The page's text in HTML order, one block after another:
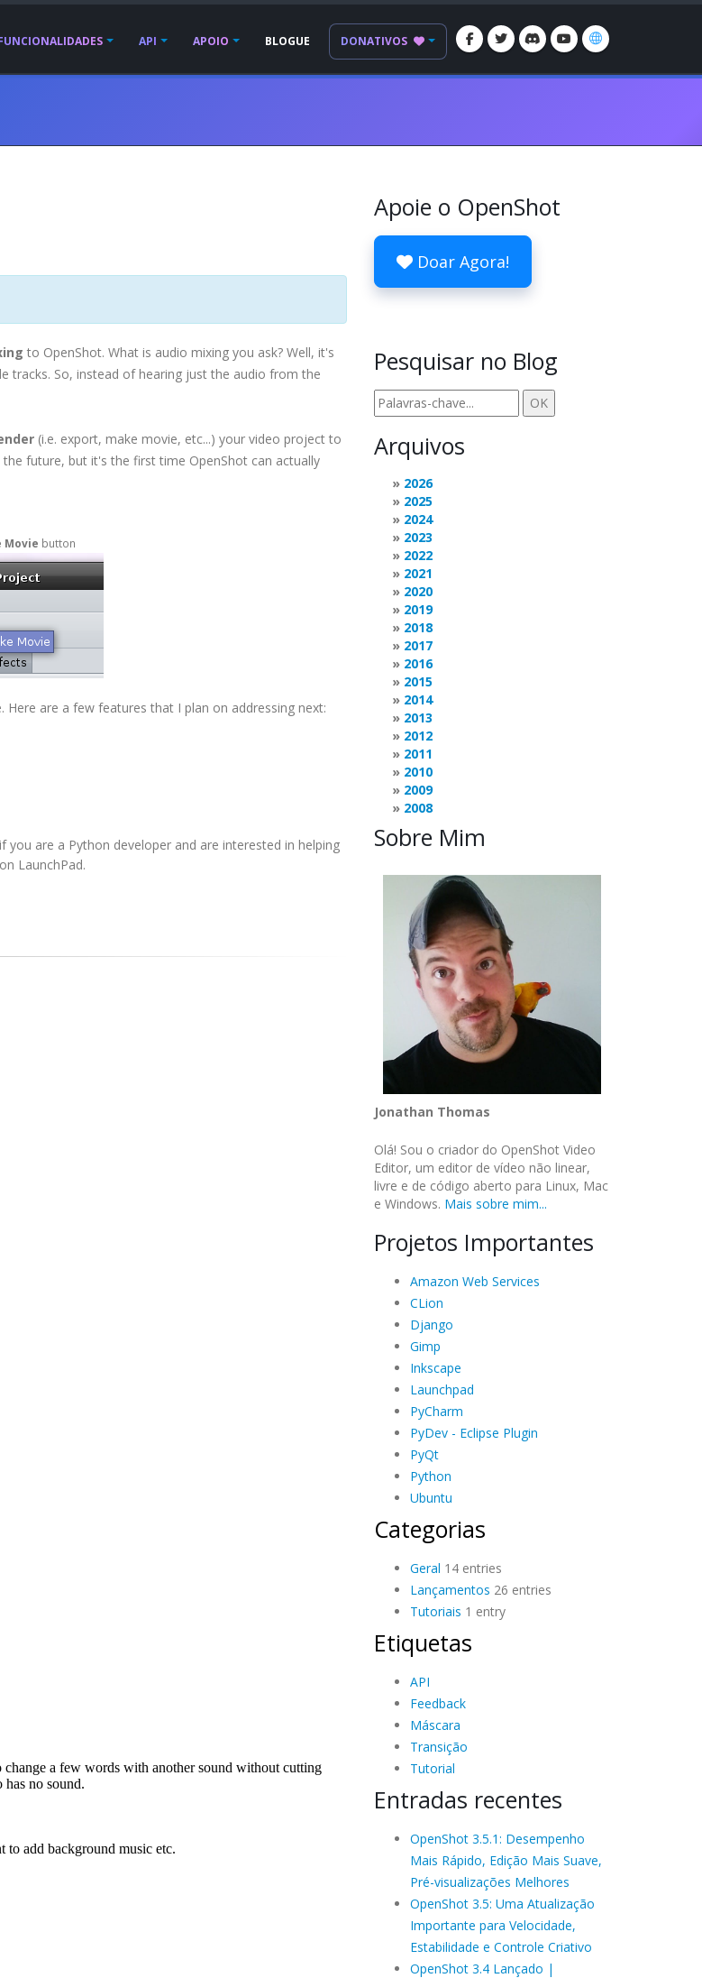
API APOIO BLOGUE DONATIVOS
to OpenShot. What is audio mixing you ask? Well, it's
tracks. So, instead of hearing just the audio from the
(i.e. export, make movie, etc...) your video project to
future, but it's the first time OpenShot can actually
Movie button
are a few features that I plan on addressing next:
are a Python developer and are interested in helping
LaunchPad.
Apoie o OpenShot
Doar Agora!
Pesquisar no Blog
Arquivos
2026
2025
2024
2023
2022
2021
2020
2019
2018
2017
2016
2015
2014
2013
2012
2011
2010
2009
2008
Sobre Mim
Jonathan Thomas
Olá! Sou o criador do OpenShot Video
Editor, um editor de vídeo não linear,
livre e de código aberto para Linux, Mac
e Windows. Mais sobre mim...
Projetos Importantes
Amazon Web Services
CLion
Django
Gimp
Inkscape
Launchpad
PyCharm
PyDev - Eclipse Plugin
PyQt
Python
Ubuntu
Categorias
Geral 14 entries
Lançamentos 26 entries
Tutoriais 1 entry
Etiquetas
API
Feedback
Máscara
Transição
Tutorial
Entradas recentes
OpenShot 3.5.1: Desempenho
Mais Rápido, Edição Mais Suave,
Pré-visualizações Melhores
OpenShot 3.5: Uma Atualização
Importante para Velocidade,
Estabilidade e Controle Criativo
OpenShot 3.4 Lançado |